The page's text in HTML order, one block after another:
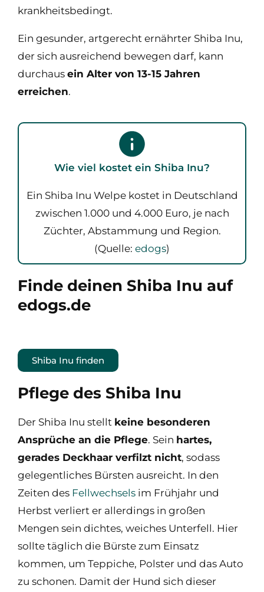
krankheitsbedingt.
Ein gesunder, artgerecht ernährter Shiba Inu,
der sich ausreichend bewegen darf, kann
durchaus ein Alter von 13-15 Jahren
erreichen.
Wie viel kostet ein Shiba Inu?
Ein Shiba Inu Welpe kostet in Deutschland
zwischen 1.000 und 4.000 Euro, je nach
Züchter, Abstammung und Region.
(Quelle: edogs)
Finde deinen Shiba Inu auf
edogs.de
Shiba Inu finden
Pflege des Shiba Inu
Der Shiba Inu stellt keine besonderen
Ansprüche an die Pflege. Sein hartes,
gerades Deckhaar verfilzt nicht, sodass
gelegentliches Bürsten ausreicht. In den
Zeiten des Fellwechsels im Frühjahr und
Herbst verliert er allerdings in großen
Mengen sein dichtes, weiches Unterfell. Hier
sollte täglich die Bürste zum Einsatz
kommen, um Teppiche, Polster und das Auto
zu schonen. Damit der Hund sich dieser